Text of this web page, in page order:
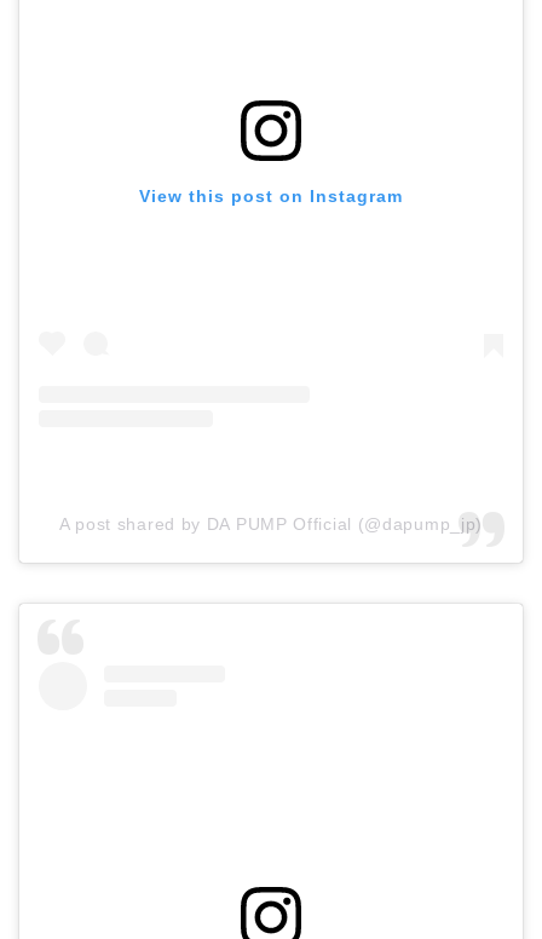
View this post on Instagram
A post shared by DA PUMP Official (@dapump_jp)